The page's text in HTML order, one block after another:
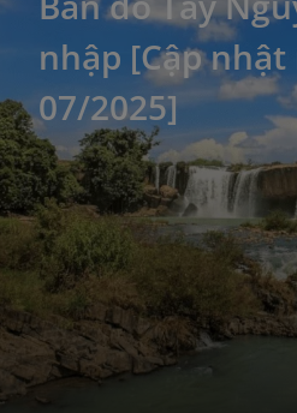
nhập [Cập
07/2025]